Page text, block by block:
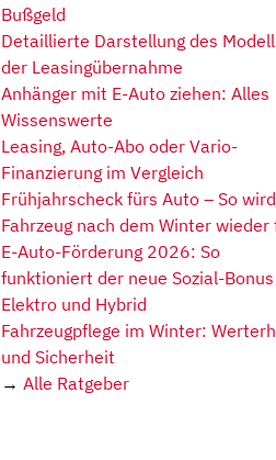
Bußgeld
Detaillierte Darstellung des
der Leasingübernahme
Anhänger mit E-Auto ziehen: Alles
Wissenswerte
Leasing, Auto-Abo oder Vario-
Finanzierung im Vergleich
Frühjahrscheck fürs Auto – So
Fahrzeug nach dem Winter wieder
E-Auto-Förderung 2026: So
funktioniert der neue Sozial-
Elektro und Hybrid
Fahrzeugpflege im Winter:
und Sicherheit
→ Alle Ratgeber